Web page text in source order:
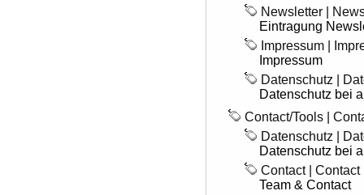
Newsletter |
Eintragung
Impressum |
Impressum
Datenschutz |
Datenschutz bei
Contact/Tools |
Datenschutz |
Datenschutz bei
Contact | Contact
Team & Contact